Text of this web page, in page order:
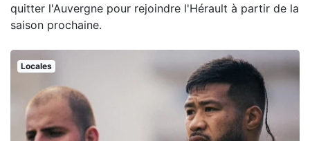
quitter l'Auvergne pour rejoindre l'Hérault à partir de la
saison prochaine.
Locales